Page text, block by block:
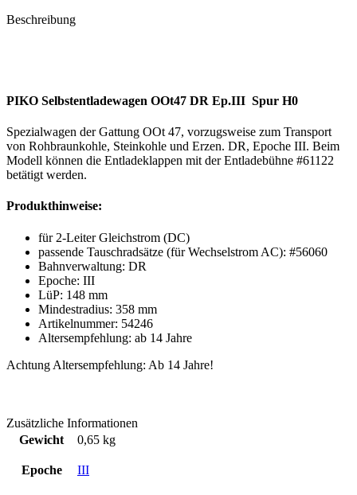
Beschreibung
PIKO Selbstentladewagen OOt47 DR Ep.III Spur H0
Spezialwagen der Gattung OOt 47, vorzugsweise zum Transport
von Rohbraunkohle, Steinkohle und Erzen. DR, Epoche III. Beim
Modell können die Entladeklappen mit der Entladebühne #61122
betätigt werden.
Produkthinweise:
für 2-Leiter Gleichstrom (DC)
passende Tauschradsätze (für Wechselstrom AC): #56060
Bahnverwaltung: DR
Epoche: III
LüP: 148 mm
Mindestradius: 358 mm
Artikelnummer: 54246
Altersempfehlung: ab 14 Jahre
Achtung Altersempfehlung: Ab 14 Jahre!
Zusätzliche Informationen
Gewicht
0,65 kg
Epoche III